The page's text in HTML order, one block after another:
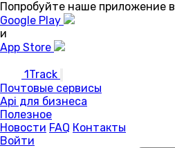
Попробуйте наше приложение в
Google Play
и
App Store
1Track
Почтовые сервисы
Api для бизнеса
Полезное
Новости FAQ Контакты
Войти